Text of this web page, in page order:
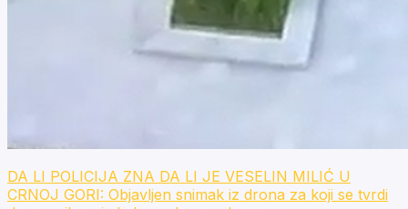
DA LI POLICIJA ZNA DA LI JE VESELIN MILIĆ U
CRNOJ GORI: Objavljen snimak iz drona za koji se tvrdi